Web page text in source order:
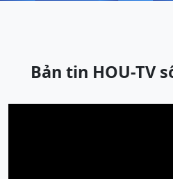
Bản tin HOU-TV